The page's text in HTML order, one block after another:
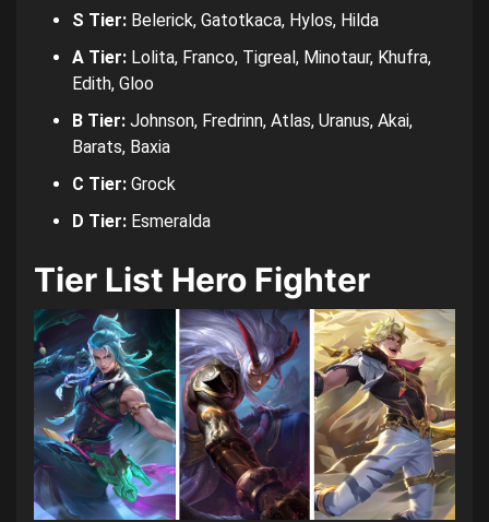
S Tier: Belerick, Gatotkaca, Hylos, Hilda
A Tier: Lolita, Franco, Tigreal, Minotaur, Khufra,
Edith, Gloo
B Tier: Johnson, Fredrinn, Atlas, Uranus, Akai,
Barats, Baxia
C Tier: Grock
D Tier: Esmeralda
Tier List Hero Fighter